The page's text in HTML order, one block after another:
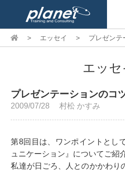
>
エッセイ > プレゼンテ
エッセ
プレゼンテーションのコ
2009/07/28 村松 かすみ
第8回目は、ワンポイントとし
ュニケーション』についてご紹
私達が日ごろ、人とのかかわり